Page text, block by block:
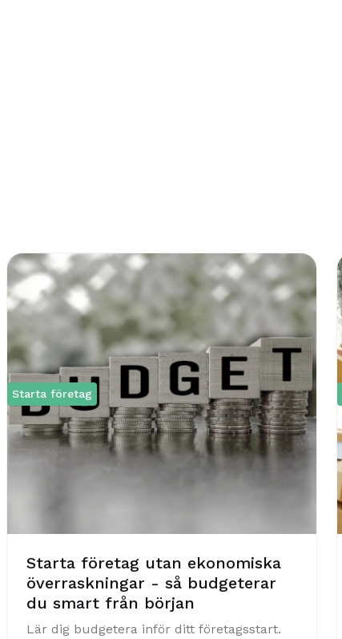
Starta företag
Starta företag utan ekonomiska
överraskningar - så budgeterar
du smart från början
Lär dig budgetera inför ditt företagsstart.